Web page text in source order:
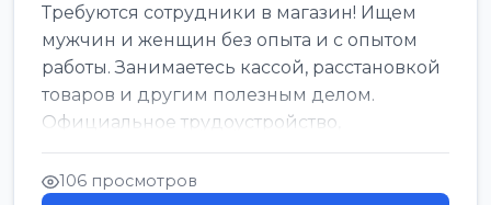
Требуются сотрудники в магазин! Ищем
мужчин и женщин без опыта и с опытом
работы. Занимаетесь кассой, расстановкой
товаров и другим полезным делом.
Официальное трудоустройство,
стабильная зарплата от ...
106 просмотров